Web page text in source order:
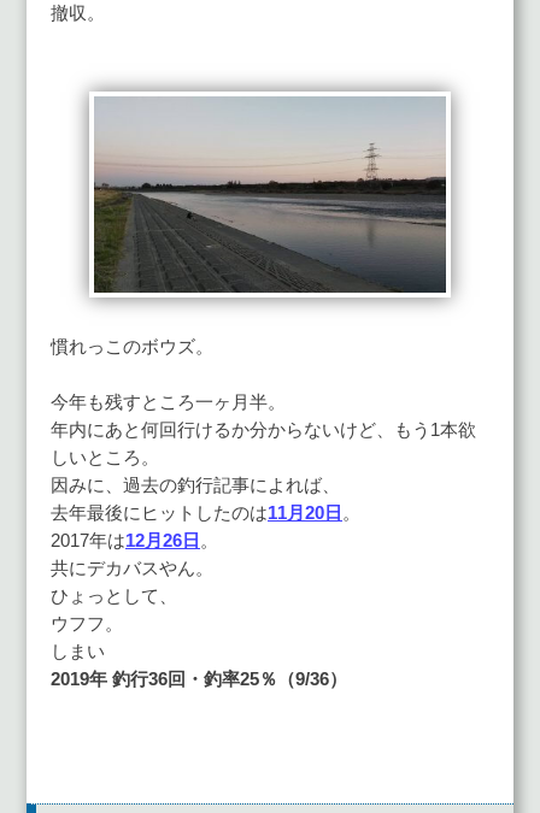
撤収。
慣れっこのボウズ。
今年も残すところ一ヶ月半。
年内にあと何回行けるか分からないけど、もう1本欲
しいところ。
因みに、過去の釣行記事によれば、
去年最後にヒットしたのは11月20日 。
2017年は12月26日 。
共にデカバスやん。
ひょっとして、
ウフフ。
しまい
2019年 釣行36回・釣率25％（9/36）